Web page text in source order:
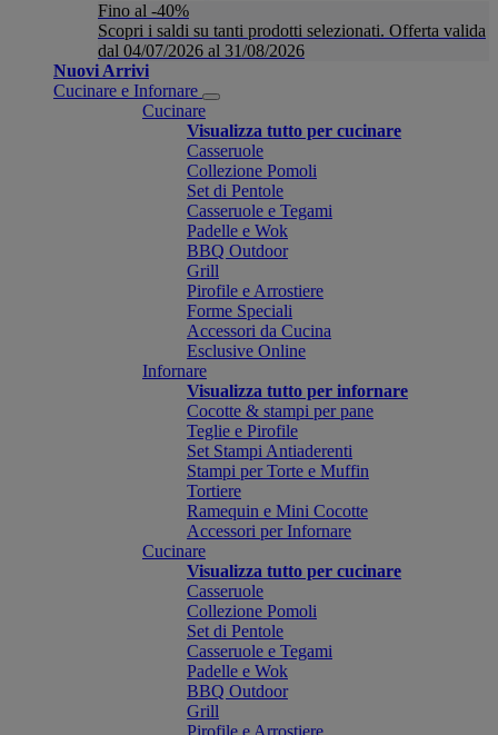
Fino al -40%
Scopri i saldi su tanti prodotti selezionati. Offerta valida
dal 04/07/2026 al 31/08/2026
Nuovi Arrivi
Cucinare e Infornare
Cucinare
Visualizza tutto per cucinare
Casseruole
Collezione Pomoli
Set di Pentole
Casseruole e Tegami
Padelle e Wok
BBQ Outdoor
Grill
Pirofile e Arrostiere
Forme Speciali
Accessori da Cucina
Esclusive Online
Infornare
Visualizza tutto per infornare
Cocotte & stampi per pane
Teglie e Pirofile
Set Stampi Antiaderenti
Stampi per Torte e Muffin
Tortiere
Ramequin e Mini Cocotte
Accessori per Infornare
Cucinare
Visualizza tutto per cucinare
Casseruole
Collezione Pomoli
Set di Pentole
Casseruole e Tegami
Padelle e Wok
BBQ Outdoor
Grill
Pirofile e Arrostiere